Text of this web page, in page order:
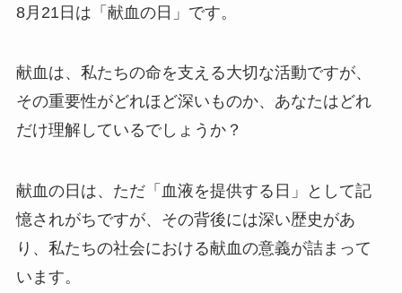
8月21日は「献血の日」です。
献血は、私たちの命を支える大切な活動ですが、
その重要性がどれほど深いものか、あなたはどれ
だけ理解しているでしょうか？
献血の日は、ただ「血液を提供する日」として記
憶されがちですが、その背後には深い歴史があ
り、私たちの社会における献血の意義が詰まって
います。